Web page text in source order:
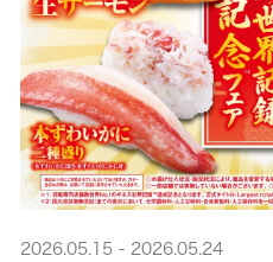
2026.05.15 - 2026.05.24